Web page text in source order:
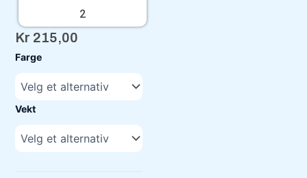
2
Kr 215,00
Farge
Vekt
Proton
antall